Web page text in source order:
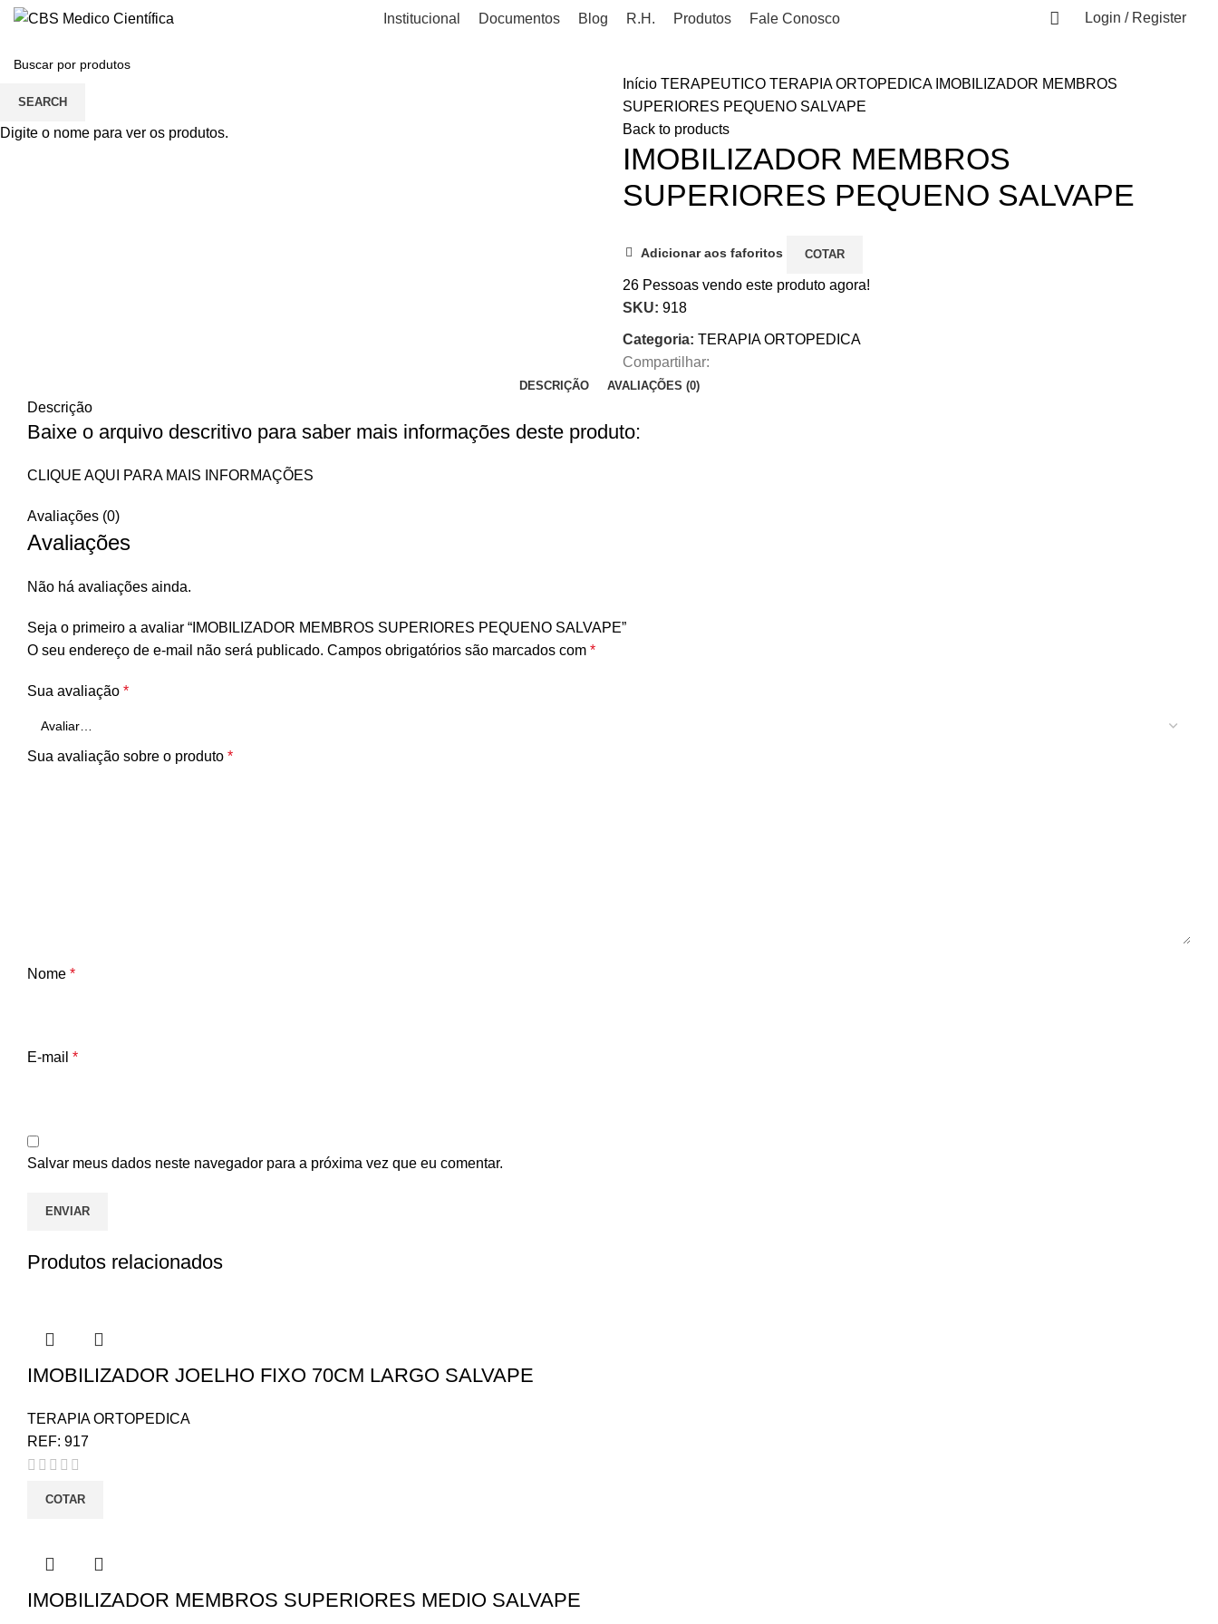
Institucional Documentos Blog R.H. Produtos Fale Conosco Login / Register
Início TERAPEUTICO TERAPIA ORTOPEDICA IMOBILIZADOR MEMBROS
SUPERIORES PEQUENO SALVAPE
Back to products
IMOBILIZADOR MEMBROS
SUPERIORES PEQUENO SALVAPE
Adicionar aos faforitos COTAR
26 Pessoas vendo este produto agora!
SKU: 918
Categoria: TERAPIA ORTOPEDICA
Compartilhar:
DESCRIÇÃO AVALIAÇÕES (0)
Descrição
Baixe o arquivo descritivo para saber mais informações deste produto:
CLIQUE AQUI PARA MAIS INFORMAÇÕES
Avaliações (0)
Avaliações
Não há avaliações ainda.
Seja o primeiro a avaliar “IMOBILIZADOR MEMBROS SUPERIORES PEQUENO SALVAPE”
O seu endereço de e-mail não será publicado. Campos obrigatórios são marcados com *
Sua avaliação *
Sua avaliação sobre o produto *
Nome *
E-mail *
Salvar meus dados neste navegador para a próxima vez que eu comentar.
Produtos relacionados
IMOBILIZADOR JOELHO FIXO 70CM LARGO SALVAPE
TERAPIA ORTOPEDICA
REF: 917
COTAR
IMOBILIZADOR MEMBROS SUPERIORES MEDIO SALVAPE
SEARCH
Digite o nome para ver os produtos.